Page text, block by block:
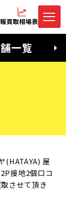
買取相場表
一覧
お問合わせ
：11:00〜20:00
(HATAYA) 屋
接地2個口コ
させて頂き